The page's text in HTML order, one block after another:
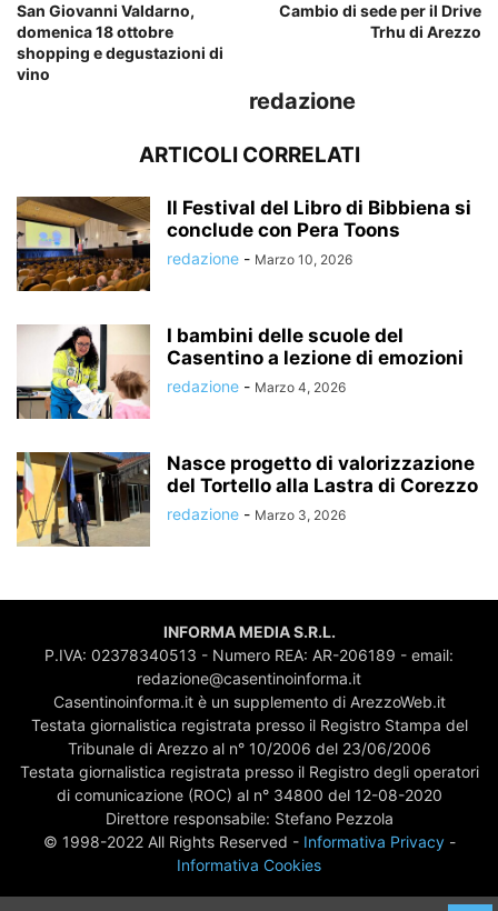
San Giovanni Valdarno,
domenica 18 ottobre
shopping e degustazioni di
vino
Cambio di sede per il Drive
Trhu di Arezzo
redazione
ARTICOLI CORRELATI
Il Festival del Libro di Bibbiena si
conclude con Pera Toons
redazione - Marzo 10, 2026
I bambini delle scuole del
Casentino a lezione di emozioni
redazione - Marzo 4, 2026
Nasce progetto di valorizzazione
del Tortello alla Lastra di Corezzo
redazione - Marzo 3, 2026
INFORMA MEDIA S.R.L.
P.IVA: 02378340513 - Numero REA: AR-206189 - email:
redazione@casentinoinforma.it
Casentinoinforma.it è un supplemento di ArezzoWeb.it
Testata giornalistica registrata presso il Registro Stampa del
Tribunale di Arezzo al n° 10/2006 del 23/06/2006
Testata giornalistica registrata presso il Registro degli operatori
di comunicazione (ROC) al n° 34800 del 12-08-2020
Direttore responsabile: Stefano Pezzola
© 1998-2022 All Rights Reserved - Informativa Privacy-
Informativa Cookies